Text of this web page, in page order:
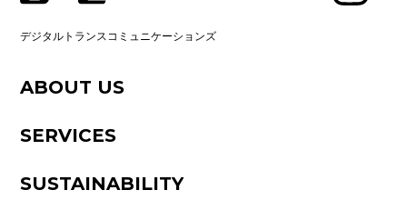
デジタルトランスコミュニケーションズ
ABOUT US
SERVICES
SUSTAINABILITY